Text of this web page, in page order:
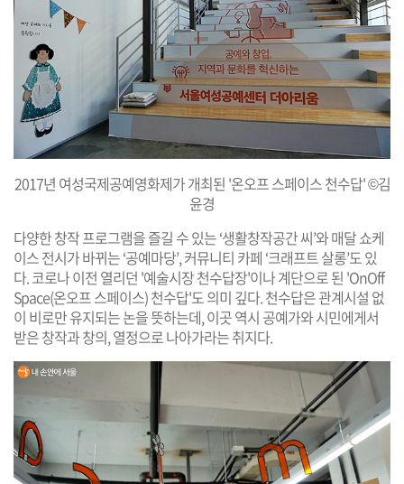
2017년 여성국제공예영화제가 개최된 '온오프 스페이스 천수답' ©김
윤경
다양한 창작 프로그램을 즐길 수 있는 ‘생활창작공간 씨’와 매달 쇼케
이스 전시가 바뀌는 ‘공예마당’, 커뮤니티 카페 ‘크래프트 살롱’도 있
다. 코로나 이전 열리던 '예술시장 천수답장'이나 계단으로 된 'OnOff
Space(온오프 스페이스) 천수답'도 의미 깊다. 천수답은 관계시설 없
이 비로만 유지되는 논을 뜻하는데, 이곳 역시 공예가와 시민에게서
받은 창작과 창의, 열정으로 나아가라는 취지다.